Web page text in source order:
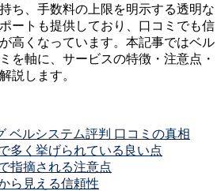
ち、手数料の上限を明示する透明な
ートも提供しており、口コミでも信
高くなっています。本記事ではベル
を軸に、サービスの特徴・注意点・
説します。
ベルシステム評判 口コミの真相
多く挙げられている良い点
指摘される注意点
ら見える信頼性